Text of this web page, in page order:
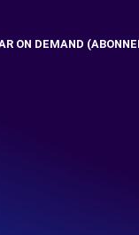
ON DEMAND